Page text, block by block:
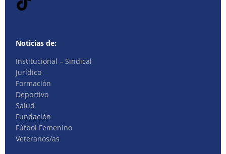
Noticias de:
Institucional – Sindical
Jurídico
Formación
Deportivo
Salud
Fundación
Fútbol Femenino
Veteranos/as